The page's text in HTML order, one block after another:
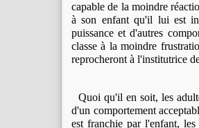
capable de la moindre
à son enfant qu'il lui est
puissance et d'autres
classe à la moindre
reprocheront à l'institutrice
Quoi qu'il en soit, les
d'un comportement
est franchie par l'enfant,